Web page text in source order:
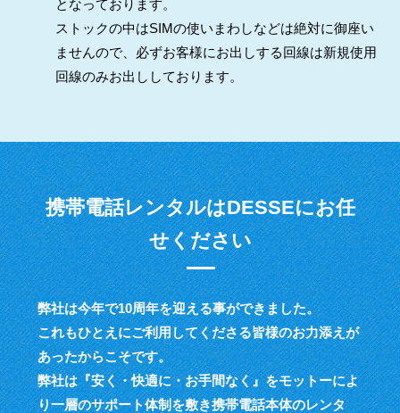
となっております。
ストックの中はSIMの使いまわしなどは絶対に御座い
ませんので、必ずお客様にお出しする回線は新規使用
回線のみお出ししております。
携帯電話レンタルはDESSEにお任
せください
弊社は今年で10周年を迎える事ができました。
これもひとえにご利用してくださる皆様のお力添えが
あったからこそです。
弊社は『安く・快適に・お手間なく』をモットーによ
り一層のサポート体制を敷き携帯電話本体のレンタ